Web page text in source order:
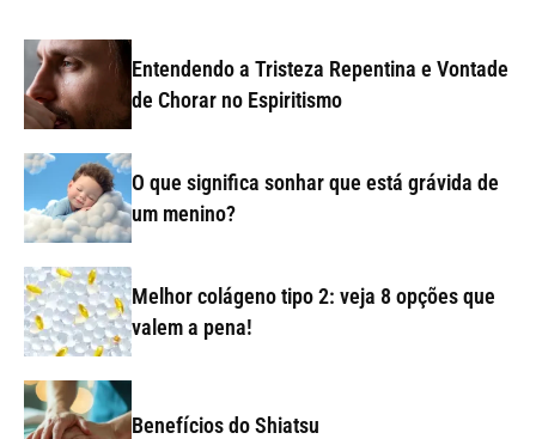
Entendendo a Tristeza Repentina e Vontade
de Chorar no Espiritismo
O que significa sonhar que está grávida de
um menino?
Melhor colágeno tipo 2: veja 8 opções que
valem a pena!
Benefícios do Shiatsu